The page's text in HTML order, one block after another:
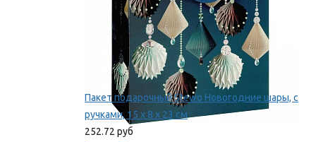
Пакет подарочный Stewo Новогодние шары, с
ручками, 15 х 8 х 23 см
252.72 руб